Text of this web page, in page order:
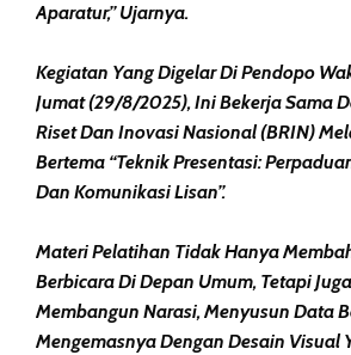
Aparatur,” Ujarnya.
Kegiatan Yang Digelar Di Pendopo
Jumat (29/8/2025), Ini Bekerja Sama
Riset Dan Inovasi Nasional (BRIN)
Bertema “Teknik Presentasi:
Dan Komunikasi Lisan”.
Materi Pelatihan Tidak Hanya
Berbicara Di Depan Umum, Tetapi
Membangun Narasi, Menyusun Data
Mengemasnya Dengan Desain Visual